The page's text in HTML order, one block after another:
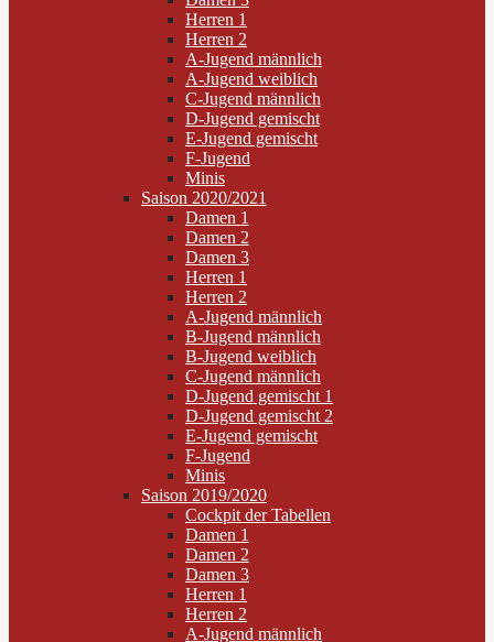
Herren 1
Herren 2
A-Jugend männlich
A-Jugend weiblich
C-Jugend männlich
D-Jugend gemischt
E-Jugend gemischt
F-Jugend
Minis
Saison 2020/2021
Damen 1
Damen 2
Damen 3
Herren 1
Herren 2
A-Jugend männlich
B-Jugend männlich
B-Jugend weiblich
C-Jugend männlich
D-Jugend gemischt 1
D-Jugend gemischt 2
E-Jugend gemischt
F-Jugend
Minis
Saison 2019/2020
Cockpit der Tabellen
Damen 1
Damen 2
Damen 3
Herren 1
Herren 2
A-Jugend männlich